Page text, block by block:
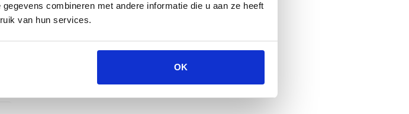
combineren met andere informatie die u aan ze heeft
van hun services.
OK
begint
op het
ligt. De snijplank
en hygiënisch.
Na